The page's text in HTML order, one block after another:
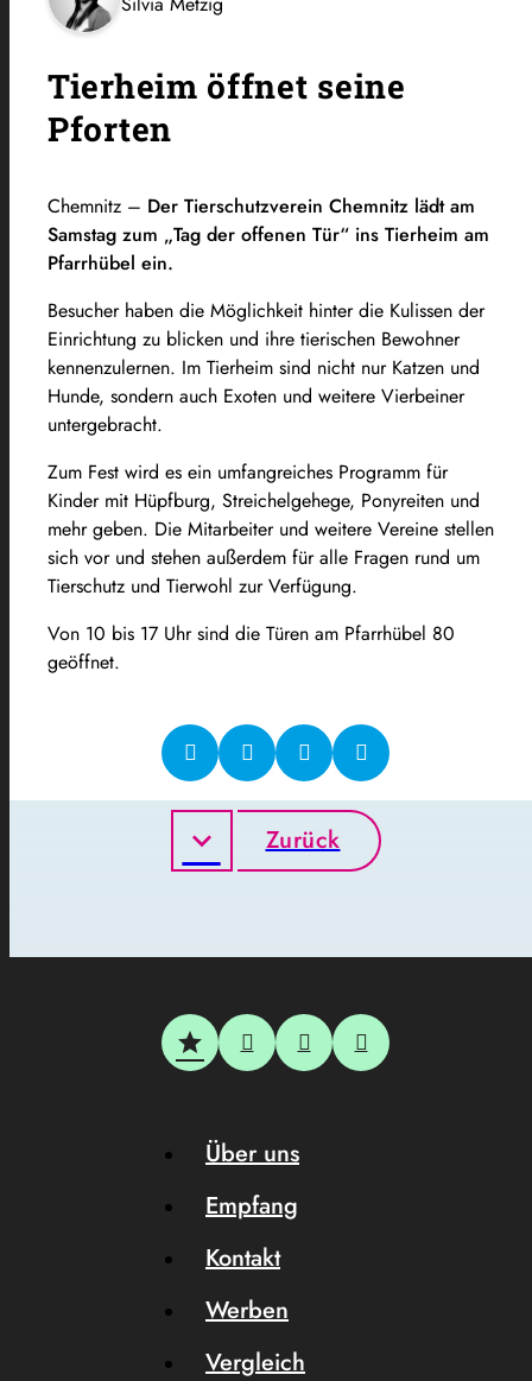
Tierheim öffnet seine
Pforten
Chemnitz – Der Tierschutzverein Chemnitz lädt am
Samstag zum „Tag der offenen Tür“ ins Tierheim am
Pfarrhübel ein.
Besucher haben die Möglichkeit hinter die Kulissen der
Einrichtung zu blicken und ihre tierischen Bewohner
kennenzulernen. Im Tierheim sind nicht nur Katzen und
Hunde, sondern auch Exoten und weitere Vierbeiner
untergebracht.
Zum Fest wird es ein umfangreiches Programm für
Kinder mit Hüpfburg, Streichelgehege, Ponyreiten und
mehr geben. Die Mitarbeiter und weitere Vereine stellen
sich vor und stehen außerdem für alle Fragen rund um
Tierschutz und Tierwohl zur Verfügung.
Von 10 bis 17 Uhr sind die Türen am Pfarrhübel 80
geöffnet.
Zurück
Über uns
Empfang
Kontakt
Werben
Vergleich